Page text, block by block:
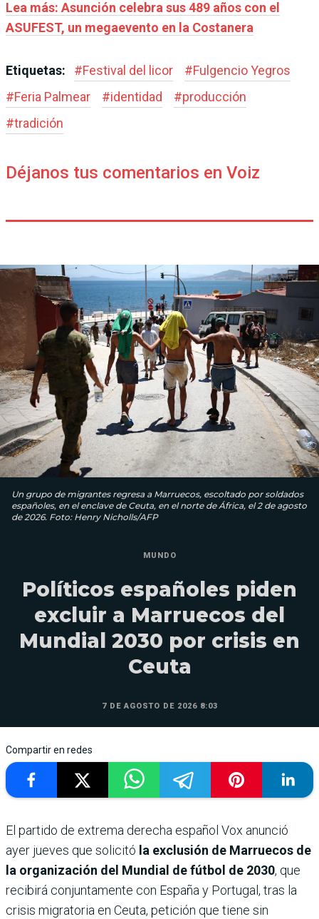
Lea más: Asunción celebra sus 489 años con el
ASUFEST, un megaevento en la Costanera
Etiquetas: #Festival del licor #Fulgencio Yegros
#Feria Palmear #identidad #producción
#tradición
Déjanos tus comentarios en Voiz
Un grupo de migrantes regresa a Marruecos, escoltado por soldados
españoles, en el enclave de Ceuta, en el norte de África, el 2 de agosto
de 2026. Foto: Henry Nicholls/AFP
MUNDO
Políticos españoles piden
excluir a Marruecos del
Mundial 2030 por crisis en
Ceuta
7 DE AGOSTO DE 2026 8:03
Compartir en redes
El partido de extrema derecha español Vox anunció
ayer jueves que solicitó la exclusión de Marruecos de
la organización del Mundial de fútbol de 2030, que
recibirá conjuntamente con España y Portugal, tras la
crisis migratoria en Ceuta, petición que tiene sin